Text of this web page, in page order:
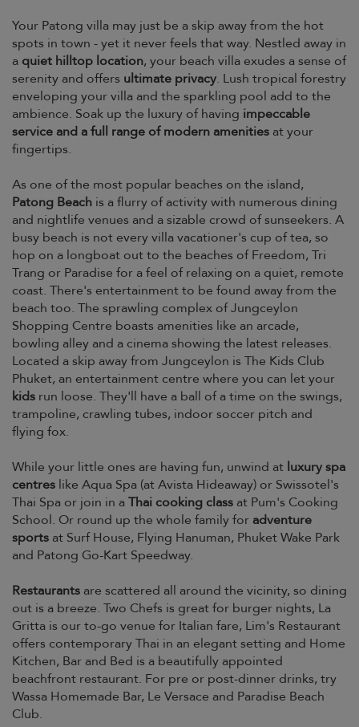
Your Patong villa may just be a skip away from the hot
spots in town - yet it never feels that way. Nestled away in
a quiet hilltop location, your beach villa exudes a sense of
serenity and offers ultimate privacy. Lush tropical forestry
enveloping your villa and the sparkling pool add to the
ambience. Soak up the luxury of having impeccable
service and a full range of modern amenities at your
fingertips.
As one of the most popular beaches on the island,
Patong Beach is a flurry of activity with numerous dining
and nightlife venues and a sizable crowd of sunseekers. A
busy beach is not every villa vacationer's cup of tea, so
hop on a longboat out to the beaches of Freedom, Tri
Trang or Paradise for a feel of relaxing on a quiet, remote
coast. There's entertainment to be found away from the
beach too. The sprawling complex of Jungceylon
Shopping Centre boasts amenities like an arcade,
bowling alley and a cinema showing the latest releases.
Located a skip away from Jungceylon is The Kids Club
Phuket, an entertainment centre where you can let your
kids run loose. They'll have a ball of a time on the swings,
trampoline, crawling tubes, indoor soccer pitch and
flying fox.
While your little ones are having fun, unwind at luxury spa
centres like Aqua Spa (at Avista Hideaway) or Swissotel's
Thai Spa or join in aThai cooking class at Pum's Cooking
School. Or round up the whole family for adventure
sports at Surf House, Flying Hanuman, Phuket Wake Park
and Patong Go-Kart Speedway.
Restaurants are scattered all around the vicinity, so dining
out is a breeze. Two Chefs is great for burger nights, La
Gritta is our to-go venue for Italian fare, Lim's Restaurant
offers contemporary Thai in an elegant setting and Home
Kitchen, Bar and Bed is a beautifully appointed
beachfront restaurant. For pre or post-dinner drinks, try
Wassa Homemade Bar, Le Versace and Paradise Beach
Club.